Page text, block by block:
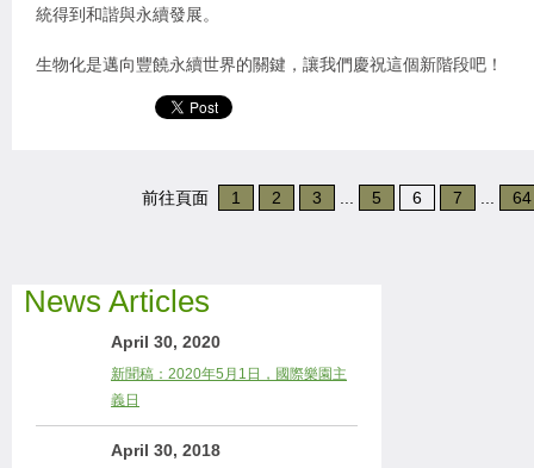
統得到和諧與永續發展。
生物化是邁向豐饒永續世界的關鍵，讓我們慶祝這個新階段吧！
前往頁面 1 2 3 5 6 7 64
News Articles
April 30, 2020
新聞稿：2020年5月1日，國際樂園主
義日
April 30, 2018